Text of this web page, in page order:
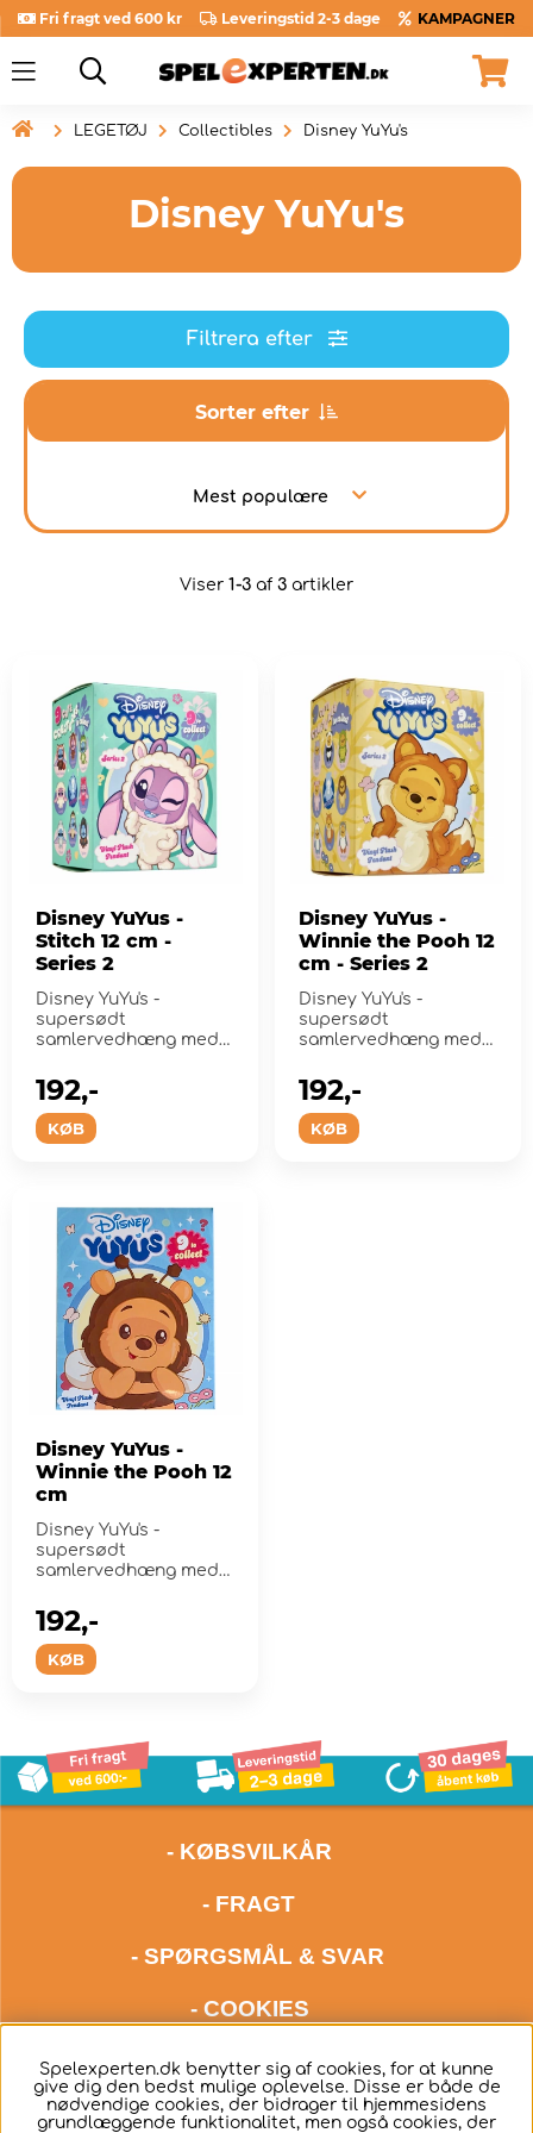
Fri fragt ved 600 kr Leveringstid 2-3 dage KAMPAGNER
 LEGETØJ Collectibles Disney YuYu's
Disney YuYu's
Filtrera efter
Sorter efter
Mest populære
Viser 1-3 af 3 artikler
Disney YuYus -
Stitch 12 cm -
Series 2
Disney YuYu's -
supersødt
samlervedhæng med
KØB
192,-
Disney YuYus -
Winnie the Pooh 12
cm - Series 2
Disney YuYu's -
supersødt
samlervedhæng med
KØB
192,-
Disney YuYus -
Winnie the Pooh 12
cm
Disney YuYu's -
supersødt
samlervedhæng med
KØB
192,-
- KØBSVILKÅR
- FRAGT
- SPØRGSMÅL & SVAR
- COOKIES
kontakt os meget gerne via mail på adressen
hello@spelexperten.com
Spelexperten.dk benytter sig af cookies, for at kunne
give dig den bedst mulige oplevelse. Disse er både de
nødvendige cookies, der bidrager til hjemmesidens
grundlæggende funktionalitet, men også cookies, der